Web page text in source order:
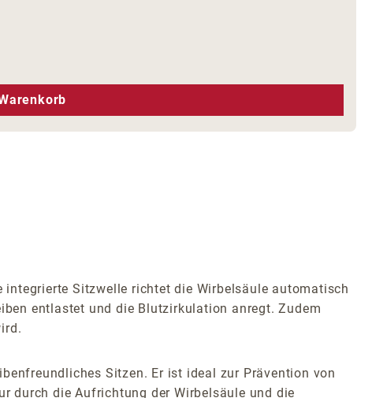
um die Anzahl zu erhöhen oder zu
Sitzwelle richtet die Wirbelsäule automatisch
entlastet und die Blutzirkulation anregt. Zudem
Sitzen. Er ist ideal zur Prävention von
durch die Aufrichtung der Wirbelsäule und die